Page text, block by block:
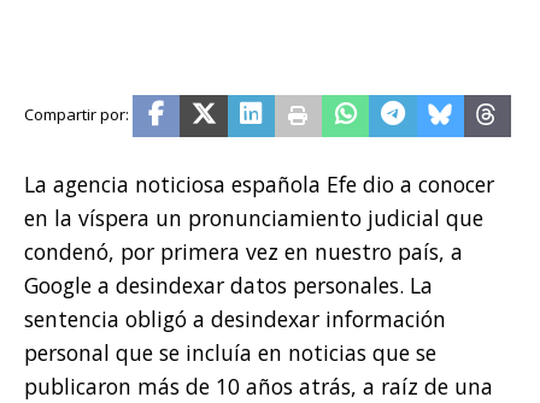
La agencia noticiosa española Efe dio a conocer
en la víspera un pronunciamiento judicial que
condenó, por primera vez en nuestro país, a
Google a desindexar datos personales. La
sentencia obligó a desindexar información
personal que se incluía en noticias que se
publicaron más de 10 años atrás, a raíz de una